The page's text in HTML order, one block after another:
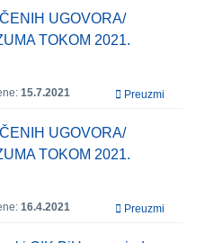
UGOVORA/
TOKOM 2021.
15.7.2021 Preuzmi
UGOVORA/
TOKOM 2021.
16.4.2021 Preuzmi